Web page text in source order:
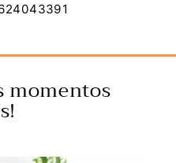
momentos